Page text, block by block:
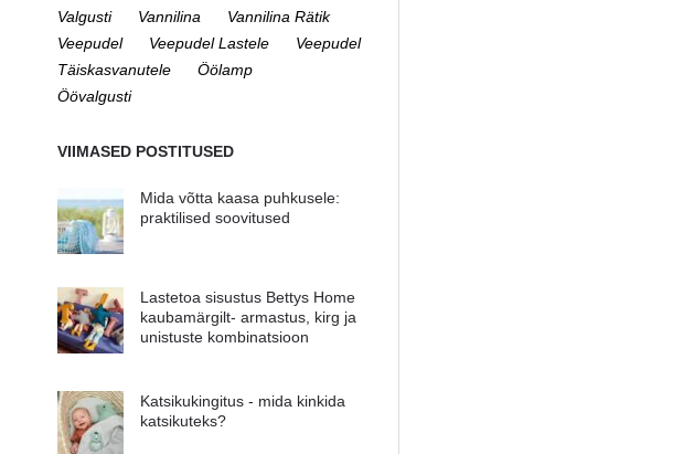
Valgusti
Vannilina
Vannilina Rätik
Veepudel
Veepudel Lastele
Veepudel
Täiskasvanutele
Öölamp
Öövalgusti
VIIMASED POSTITUSED
Mida võtta kaasa puhkusele:
praktilised soovitused
Lastetoa sisustus Bettys Home
kaubamärgilt- armastus, kirg ja
unistuste kombinatsioon
Katsikukingitus - mida kinkida
katsikuteks?